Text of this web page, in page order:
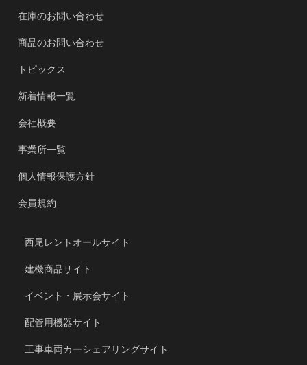
在庫のお問い合わせ
商品のお問い合わせ
トピックス
新着情報一覧
会社概要
事業所一覧
個人情報保護方針
会員規約
西尾レントオールサイト
建機商品サイト
イベント・展示会サイト
配管用機器サイト
工事車両カーシェアリングサイト